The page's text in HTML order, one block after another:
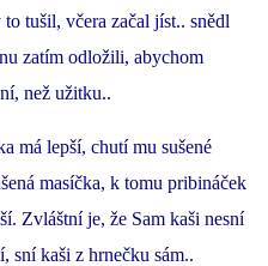
tušil, včera začal jíst.. snědl
zatím odložili, abychom
než užitku..
má lepší, chutí mu sušené
masíčka, k tomu pribináček
Zvláštní je, že Sam kaši nesní
sní kaši z hrnečku sám..